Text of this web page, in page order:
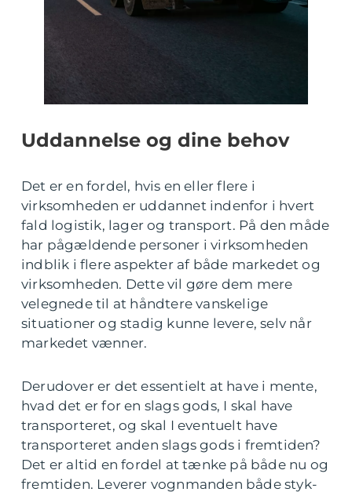
Uddannelse og dine behov
Det er en fordel, hvis en eller flere i
virksomheden er uddannet indenfor i hvert
fald logistik, lager og transport. På den måde
har pågældende personer i virksomheden
indblik i flere aspekter af både markedet og
virksomheden. Dette vil gøre dem mere
velegnede til at håndtere vanskelige
situationer og stadig kunne levere, selv når
markedet vænner.
Derudover er det essentielt at have i mente,
hvad det er for en slags gods, I skal have
transporteret, og skal I eventuelt have
transporteret anden slags gods i fremtiden?
Det er altid en fordel at tænke på både nu og
fremtiden. Leverer vognmanden både styk-